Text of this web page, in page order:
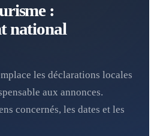
:
national
les déclarations locales
aux annonces.
concernés, les dates et les